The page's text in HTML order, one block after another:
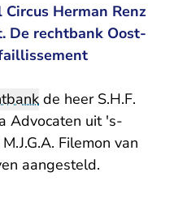
Herman Renz
De rechtbank Oost-
de heer S.H.F.
Advocaten uit 's-
Filemon van
aangesteld.